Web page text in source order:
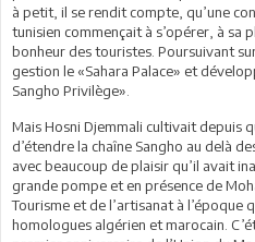
à petit, il se rendit compte, qu’une
tunisien commençait à s’opérer, à sa
bonheur des touristes. Poursuivant
gestion le «Sahara Palace» et
Sangho Privilège».
Mais Hosni Djemmali cultivait depuis
d’étendre la chaîne Sangho au delà
avec beaucoup de plaisir qu’il avait
grande pompe et en présence de
Tourisme et de l’artisanat à l’époque
homologues algérien et marocain.